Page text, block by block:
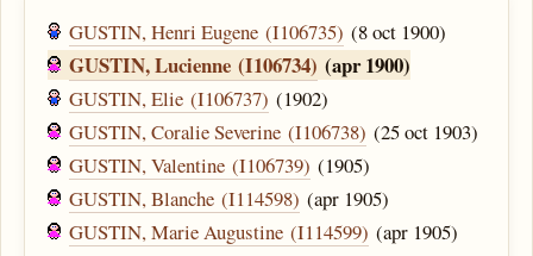
GUSTIN, Henri Eugene (I106735) (8 oct 1900)
GUSTIN, Lucienne (I106734) (apr 1900)
GUSTIN, Elie (I106737) (1902)
GUSTIN, Coralie Severine (I106738) (25 oct 1903)
GUSTIN, Valentine (I106739) (1905)
GUSTIN, Blanche (I114598) (apr 1905)
GUSTIN, Marie Augustine (I114599) (apr 1905)